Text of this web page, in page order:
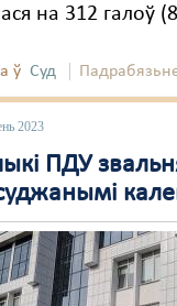
на 312 галоў
ў Суд
2023
ПДУ